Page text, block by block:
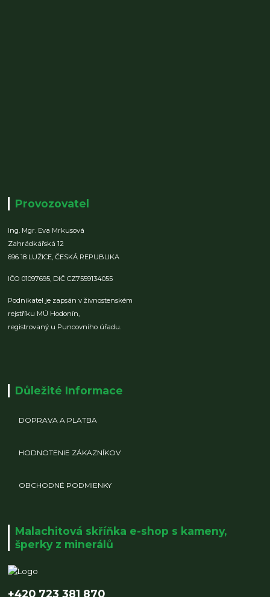
Provozovatel
Ing. Mgr. Eva Mrkusová
Zahrádkářská 12
696 18 LUŽICE,ČESKÁ REPUBLIKA
IČO 01097695, DIČ CZ7559134055
Podnikatel je zapsán v živnostenském
rejstříku MÚ Hodonín,
registrovaný u Puncovního úřadu.
Důležité Informace
DOPRAVA A PLATBA
HODNOTENIE ZÁKAZNÍKOV
OBCHODNÉ PODMIENKY
Malachitová skříňka e-shop s kameny,
šperky z minerálů
+420 723 381 870